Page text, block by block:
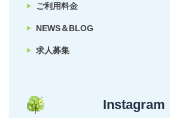
ご利用料金
NEWS＆BLOG
求人募集
Instagram